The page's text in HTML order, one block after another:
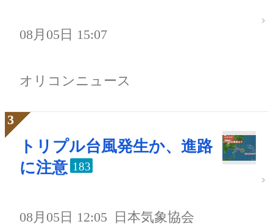
08月05日 15:07
オリコンニュース
トリプル台風発生か、進路
に注意 183
08月05日 12:05 日本気象協会